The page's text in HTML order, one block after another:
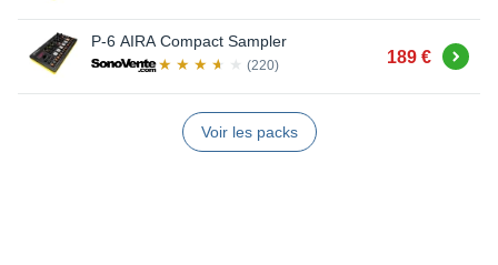
P-6 AIRA Compact Sampler
(220) 189 € Acheter
Voir les packs